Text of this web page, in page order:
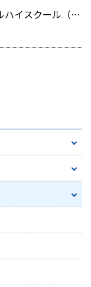
ミウラグループにてスーパーグローバルハイスクール（SGH）事業による